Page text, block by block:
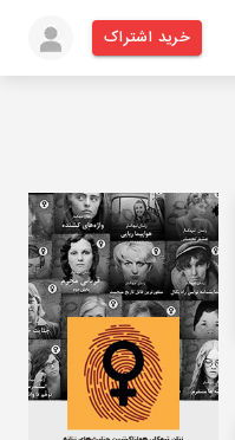
خرید اشتراک